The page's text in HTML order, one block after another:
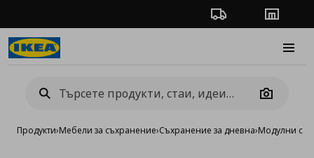
Проследяване на
Camera
Продукти›Мебели за съхранение›Съхранение за дневна›Модулни